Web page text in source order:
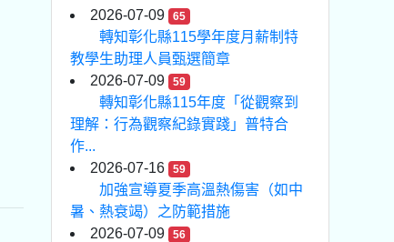
2026-07-09 65
轉知彰化縣115學年度月薪制特
教學生助理人員甄選簡章
2026-07-09
59
轉知彰化縣115年度「從觀察到
理解：行為觀察紀錄實踐」普特合
作...
2026-07-16
59
加強宣導夏季高溫熱傷害（如中
暑、熱衰竭）之防範措施
2026-07-09
56